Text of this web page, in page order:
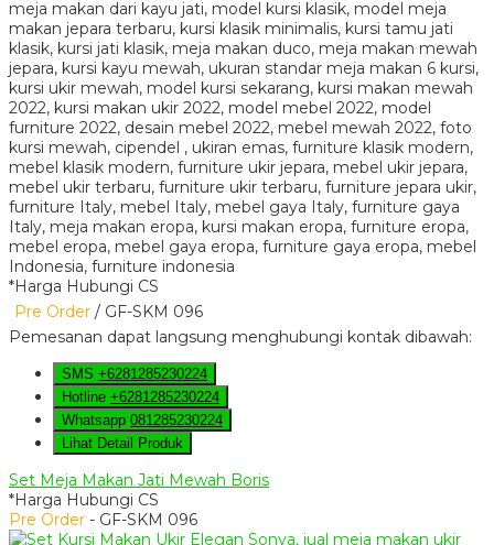
*Harga Hubungi CS
Pre Order / GF-SKM 096
Pemesanan dapat langsung menghubungi kontak dibawah:
SMS +6281285230224
Hotline +6281285230224
Whatsapp 081285230224
Lihat Detail Produk
Set Meja Makan Jati Mewah Boris
*Harga Hubungi CS
Pre Order - GF-SKM 096